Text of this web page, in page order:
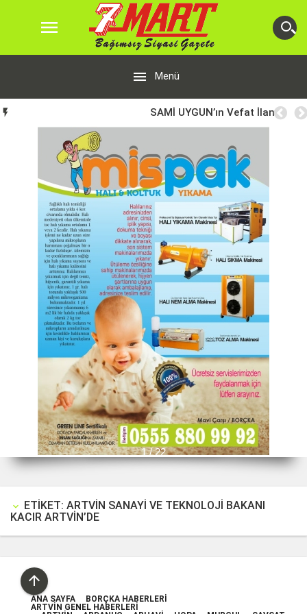

 Menü
 SAMİ UYGUN’ın Vefat İlanı
1 / 22
keyboard_arrow_down ETIKET: ARTVIN SANAYI VE TEKNOLOJI BAKANI
KACIR ARTVIN’DE

ANA SAYFA
BORÇKA HABERLERI
ARTVIN GENEL HABERLERI